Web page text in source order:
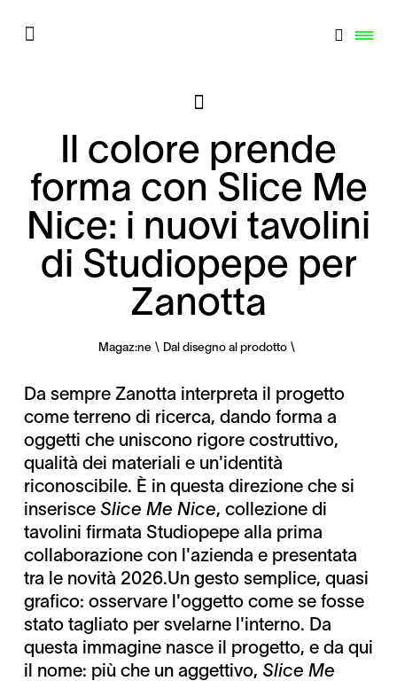
Il colore prende
forma con Slice Me
Nice: i nuovi tavolini
di Studiopepe per
Zanotta
Magaz:ne Dal disegno al prodotto
Da sempre Zanotta interpreta il progetto
come terreno di ricerca, dando forma a
oggetti che uniscono rigore costruttivo,
qualità dei materiali e un'identità
riconoscibile. È in questa direzione che si
inserisce Slice Me Nice, collezione di
tavolini firmata Studiopepe alla prima
collaborazione con l'azienda e presentata
tra le novità 2026.Un gesto semplice, quasi
grafico: osservare l'oggetto come se fosse
stato tagliato per svelarne l'interno. Da
questa immagine nasce il progetto, e da qui
il nome: più che un aggettivo, Slice Me